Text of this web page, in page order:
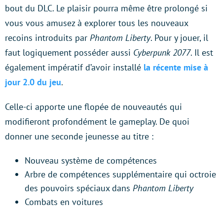
bout du DLC. Le plaisir pourra même être prolongé si
vous vous amusez à explorer tous les nouveaux
recoins introduits par Phantom Liberty. Pour y jouer, il
faut logiquement posséder aussi Cyberpunk 2077. Il est
également impératif d’avoir installé la récente mise à
jour 2.0 du jeu.
Celle-ci apporte une flopée de nouveautés qui
modifieront profondément le gameplay. De quoi
donner une seconde jeunesse au titre :
Nouveau système de compétences
Arbre de compétences supplémentaire qui octroie
des pouvoirs spéciaux dans Phantom Liberty
Combats en voitures